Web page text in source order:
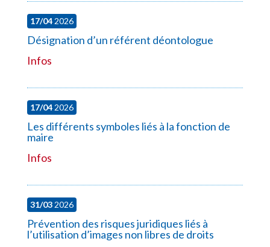
17/042026
Désignation d’un référent déontologue
Infos
17/042026
Les différents symboles liés à la fonction de
maire
Infos
31/032026
Prévention des risques juridiques liés à
l’utilisation d’images non libres de droits